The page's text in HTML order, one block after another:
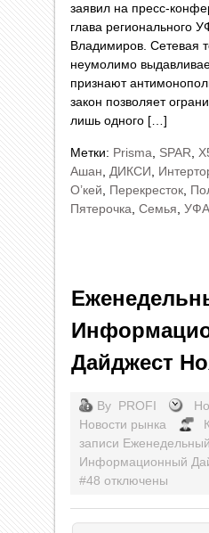
заявил на пресс-
глава регионального
Владимиров. Сетевая
неумолимо
признают
закон позволяет
лишь одного […]
Метки: Prisma SPAR
Ашан
ДИКСИ
О’кей
Перекресток
Пятерочка Семья
Дайджест
By PROFI
Новости рынка
записи Еженедельный
Информационный
#48 отключены